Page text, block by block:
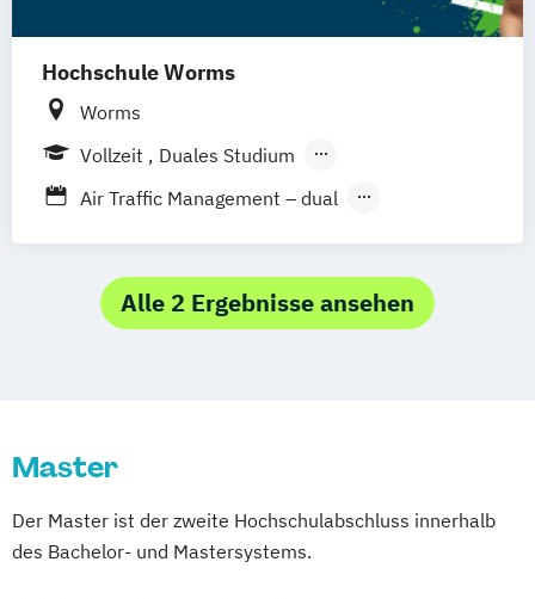
Hochschule Worms
Worms
Vollzeit
Duales Studium
Berufsbegleitendes Präsenzstudium
Air Traffic Management – dual
Aviation Management – dual
Business Travel Management
Alle 2 Ergebnisse ansehen
Master
Der Master ist der zweite Hochschulabschluss innerhalb
des Bachelor- und Mastersystems.